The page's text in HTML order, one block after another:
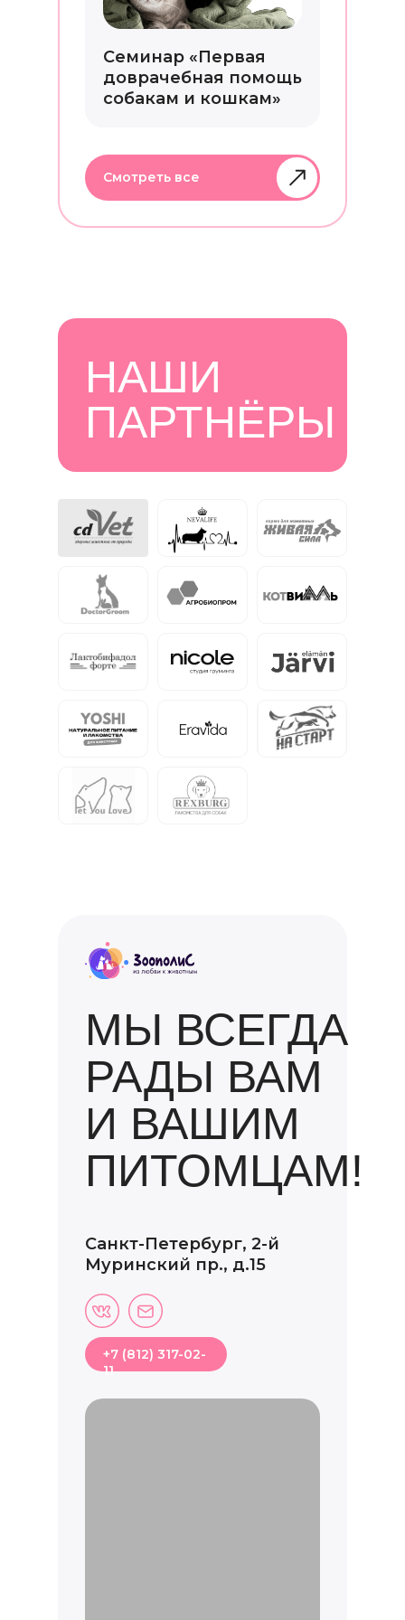
Смотреть все
Семинар «Первая
доврачебная помощь
собакам и кошкам»
НАШИ
ПАРТНЁРЫ
МЫ ВСЕГДА
РАДЫ ВАМ
И ВАШИМ
ПИТОМЦАМ!
Санкт-Петербург, 2-й
Муринский пр., д.15
+7 (812) 317-02-
11
Санкт-
Муринский